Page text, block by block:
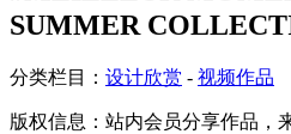
SUMMER
分类栏目： 设计欣赏 - 视频作品
版权信息： 站内会员分享作品，